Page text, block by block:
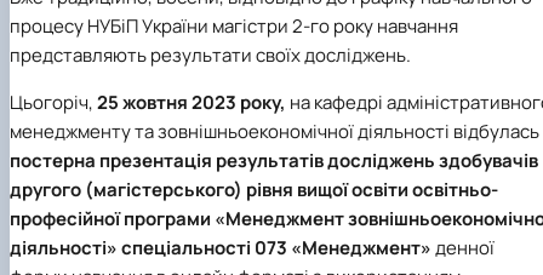
процесу НУБіП України магістри 2-го року навчання
представляють результати своїх досліджень.
Цьогоріч,25 жовтня 2023 року, на кафедрі
менеджменту та зовнішньоекономічної діяльності відбулась
постерна презентація результатів досліджень здобувачів
другого (магістерського) рівня вищої освіти освітньо-
професійної програми «Менеджмент
діяльності» спеціальності 073 «Менеджмент»денної